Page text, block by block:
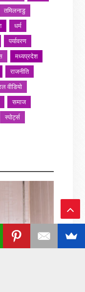
तमिलनाडु
धर्म
पर्यावरण
मध्यप्रदेश
राजनीति
वीडियो
समाज
स्पोर्ट्स
Ba
ck